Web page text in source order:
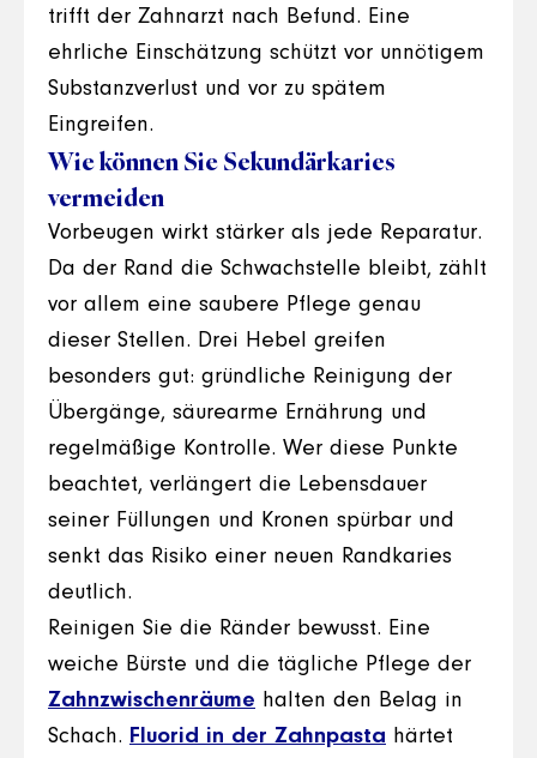
trifft der Zahnarzt nach Befund. Eine
ehrliche Einschätzung schützt vor unnötigem
Substanzverlust und vor zu spätem
Eingreifen.
Wie können Sie Sekundärkaries
vermeiden
Vorbeugen wirkt stärker als jede Reparatur.
Da der Rand die Schwachstelle bleibt, zählt
vor allem eine saubere Pflege genau
dieser Stellen. Drei Hebel greifen
besonders gut: gründliche Reinigung der
Übergänge, säurearme Ernährung und
regelmäßige Kontrolle. Wer diese Punkte
beachtet, verlängert die Lebensdauer
seiner Füllungen und Kronen spürbar und
senkt das Risiko einer neuen Randkaries
deutlich.
Reinigen Sie die Ränder bewusst. Eine
weiche Bürste und die tägliche Pflege der
Zahnzwischenräume halten den Belag in
Schach. Fluorid in der Zahnpasta härtet